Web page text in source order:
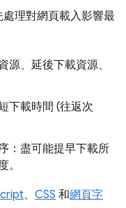
理對網頁載入影響最
源、延後下載資源、
下載時間 (往返次
：盡可能提早下載所
。
、 CSS 和網頁字